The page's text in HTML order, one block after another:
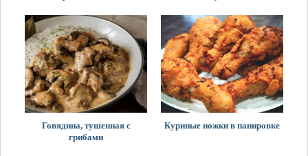
Говядина, тушенная с
грибами
Куриные ножки в панировке